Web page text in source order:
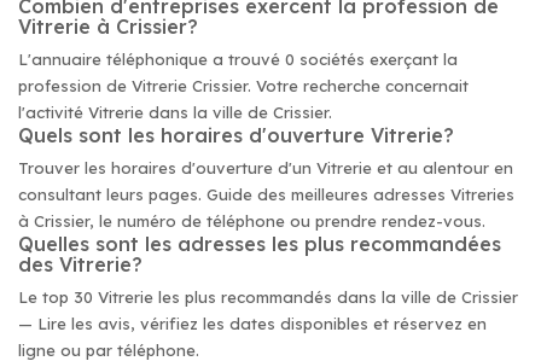
Combien d'entreprises exercent la profession de
Vitrerie à Crissier?
L'annuaire téléphonique a trouvé 0 sociétés exerçant la
profession de Vitrerie Crissier. Votre recherche concernait
l'activité Vitrerie dans la ville de Crissier.
Quels sont les horaires d'ouverture Vitrerie?
Trouver les horaires d'ouverture d'un Vitrerie et au alentour en
consultant leurs pages. Guide des meilleures adresses Vitreries
à Crissier, le numéro de téléphone ou prendre rendez-vous.
Quelles sont les adresses les plus recommandées
des Vitrerie?
Le top 30 Vitrerie les plus recommandés dans la ville de Crissier
— Lire les avis, vérifiez les dates disponibles et réservez en
ligne ou par téléphone.